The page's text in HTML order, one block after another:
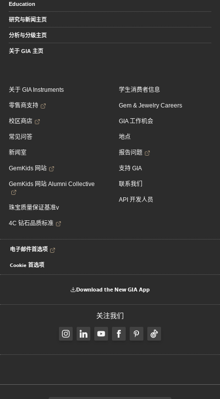
Education
研究与新闻主页
分析与分级主页
关于 GIA 主页
关于 GIA Instruments
零售商支持
校区商店
常见问答
新闻室
GemKids 网站
GemKids 网站 Alumni Collective
珠宝质量保证基准v
4C 钻石品质标准
学生消费者信息
Gem & Jewelry Careers
GIA 工作机会
地点
报告问题
支持 GIA
联系我们
API 开发人员
电子邮件首选项
Cookie 首选项
Download the New GIA App
关注我们